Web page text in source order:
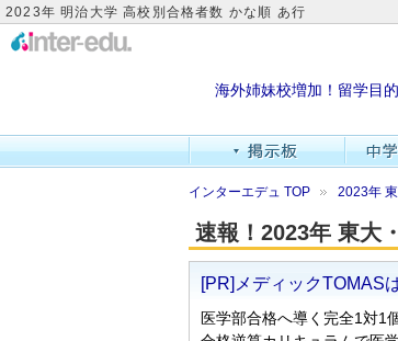
2023年 明治大学 高校別合格者数 かな順 あ行
海外姉妹校増加！留学目
インターエデュ TOP 2023年
速報！2023年 東大